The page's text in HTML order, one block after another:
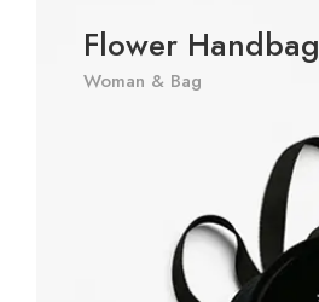
Flower Handbag
Woman & Bag